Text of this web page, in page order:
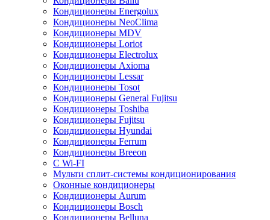
Кондиционеры Energolux
Кондиционеры NeoClima
Кондиционеры MDV
Кондиционеры Loriot
Кондиционеры Electrolux
Кондиционеры Axioma
Кондиционеры Lessar
Кондиционеры Tosot
Кондиционеры General Fujitsu
Кондиционеры Toshiba
Кондиционеры Fujitsu
Кондиционеры Hyundai
Кондиционеры Ferrum
Кондиционеры Breeon
С Wi-FI
Мульти сплит-системы кондиционирования
Оконные кондиционеры
Кондиционеры Aurum
Кондиционеры Bosch
Кондиционеры Belluna